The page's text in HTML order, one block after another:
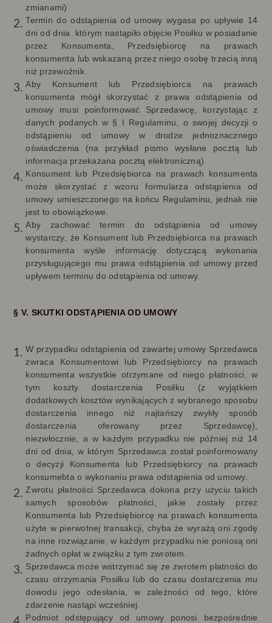
zmianami)
Termin do odstąpienia od umowy wygasa po upływie 14
dni od dnia
którym nastąpiło objęcie Posiłku w posiadanie
przez Konsumenta, Przedsiębiorcę na prawach
konsumenta lub wskazaną przez niego osobę trzecią inną
niż przewoźnik.
Aby Konsument lub Przedsiębiorca na prawach
konsumenta mógł skorzystać z prawa odstąpienia od
umowy musi poinformować Sprzedawcę, korzystając z
danych podanych w § I Regulaminu, o swojej decyzji o
odstąpieniu od umowy w drodze jednoznacznego
oświadczenia (na przykład pismo wysłane pocztą lub
informacja przekazana pocztą elektroniczną).
Konsument lub Przedsiębiorca na prawach konsumenta
może skorzystać z wzoru formularza odstąpienia od
umowy umieszczonego na końcu Regulaminu, jednak nie
jest to obowiązkowe.
Aby zachować termin do odstąpienia od umowy
wystarczy, że Konsument lub Przedsiębiorca na prawach
konsumenta wyśle informację dotyczącą wykonania
przysługującego mu prawa odstąpienia od umowy przed
upływem terminu do odstąpienia od umowy.
§ V. SKUTKI ODSTĄPIENIA OD UMOWY
W przypadku odstąpienia od zawartej umowy Sprzedawca
zwraca Konsumentowi lub Przedsiębiorcy na prawach
konsumenta wszystkie otrzymane od niego płatności, w
tym koszty dostarczenia Posiłku (z wyjątkiem
dodatkowych kosztów wynikających z wybranego sposobu
dostarczenia innego niż najtańszy zwykły sposób
dostarczenia oferowany przez Sprzedawcę),
niezwłocznie, a w każdym przypadku nie później niż 14
dni od dnia, w którym Sprzedawca został poinformowany
o decyzji Konsumenta lub Przedsiębiorcy na prawach
konsumebta o wykonaniu prawa odstąpienia od umowy.
Zwrotu płatności Sprzedawca dokona przy użyciu takich
samych sposobów płatności, jakie zostały przez
Konsumenta lub Przedsiębiorcę na prawach konsumenta
użyte w pierwotnej transakcji, chyba że wyrażą oni zgodę
na inne rozwiązanie, w każdym przypadku nie poniosą oni
żadnych opłat w związku z tym zwrotem.
Sprzedawca może wstrzymać się ze zwrotem płatności do
czasu otrzymania Posiłku lub do czasu dostarczenia mu
dowodu jego odesłania, w zależności od tego, które
zdarzenie nastąpi wcześniej.
Podmiot odstępujący od umowy ponosi bezpośrednie